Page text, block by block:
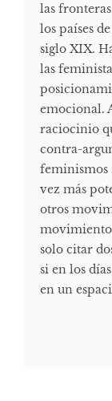
las
los países
siglo XIX.
las
emocional.
raciocinio
contra-
feminismos
vez más
otros
solo citar
si en los
en un